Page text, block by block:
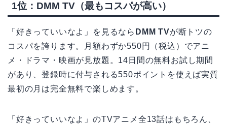
1位：DMM TV（最もコスパが高い）
「好きっていいなよ」を見るなら DMM TVが断トツの
コスパを誇ります。月額わずか550円（税込）でアニ
メ・ドラマ・映画が見放題。14日間の無料お試し期間
があり、登録時に付与される550ポイントを使えば実質
最初の月は完全無料で楽しめます。
「好きっていいなよ」のTVアニメ全13話はもちろん、